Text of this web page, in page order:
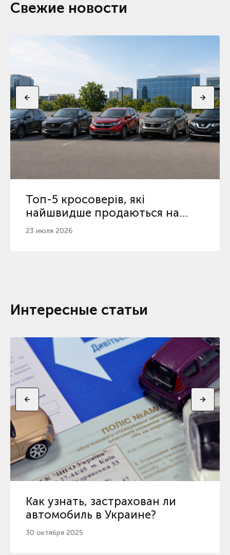
Свежие новости
Топ-5 кросоверів, які
найшвидше продаються на
вторинному ринку
23 июля 2026
Интересные статьи
Как узнать, застрахован ли
автомобиль в Украине?
30 октября 2025